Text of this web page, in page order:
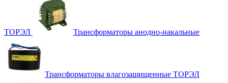
ТОРЭЛ Трансформаторы анодно-накальные
Трансформаторы влагозащищенные ТОРЭЛ